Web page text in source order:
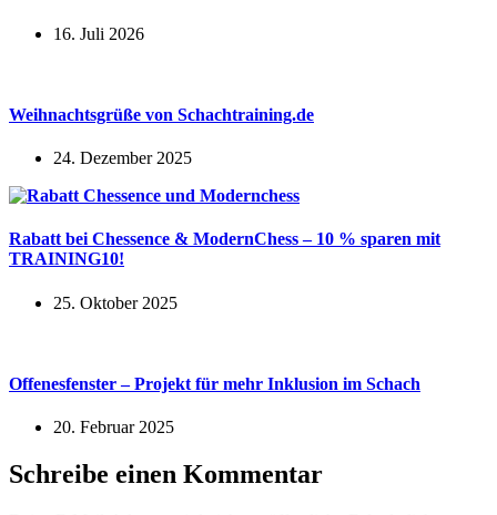
16. Juli 2026
Weihnachtsgrüße von Schachtraining.de
24. Dezember 2025
Rabatt bei Chessence & ModernChess – 10 % sparen mit
TRAINING10!
25. Oktober 2025
Offenesfenster – Projekt für mehr Inklusion im Schach
20. Februar 2025
Schreibe einen Kommentar